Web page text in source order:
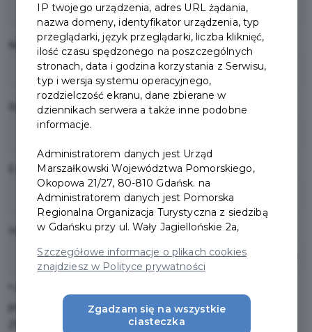
*
Nazwisko
*
Rok urodzenia
*
E-mail
*
przynajmniej JEDNEJ DUŻEJ i małej litery oraz CYFRY i
ZNAKU SPECJALNEGO (np. !, $)
IP twojego urządzenia, adres URL żądania,
nazwa domeny, identyfikator urządzenia, typ
przeglądarki, język przeglądarki, liczba kliknięć,
ilość czasu spędzonego na poszczególnych
stronach, data i godzina korzystania z Serwisu,
typ i wersja systemu operacyjnego,
rozdzielczość ekranu, dane zbierane w
dziennikach serwera a także inne podobne
informacje.
Administratorem danych jest Urząd
Marszałkowski Województwa Pomorskiego,
Okopowa 21/27, 80-810 Gdańsk. na
Administratorem danych jest Pomorska
Regionalna Organizacja Turystyczna z siedzibą
w Gdańsku przy ul. Wały Jagiellońskie 2a,
Szczegółowe informacje o plikach cookies
znajdziesz w Polityce prywatności
Zgadzam się na wszystkie
ciasteczka